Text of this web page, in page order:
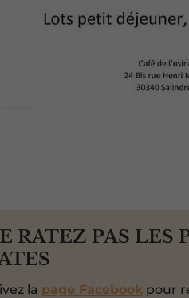
RATEZ PAS LES
la page Facebookpour